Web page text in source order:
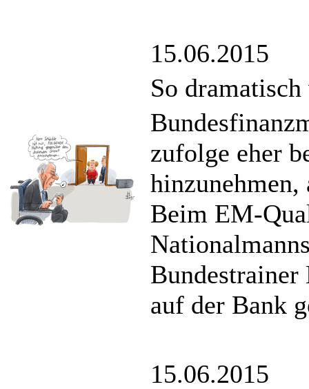
15.06.2015
So
zufolge eher
Beim EM-
auf der Bank
15.06.2015